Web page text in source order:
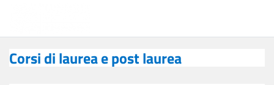
Corsi di laurea e post laurea